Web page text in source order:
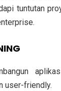
tuntutan
user-friendly.